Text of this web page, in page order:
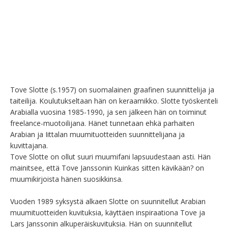
Tove Slotte (s.1957) on suomalainen graafinen suunnittelija ja
taiteilija. Koulutukseltaan hän on keraamikko. Slotte työskenteli
Arabialla vuosina 1985-1990, ja sen jälkeen hän on toiminut
freelance-muotoilijana. Hänet tunnetaan ehkä parhaiten
Arabian ja Iittalan muumituotteiden suunnittelijana ja
kuvittajana.
Tove Slotte on ollut suuri muumifani lapsuudestaan asti. Hän
mainitsee, että Tove Janssonin Kuinkas sitten kävikään? on
muumikirjoista hänen suosikkinsa.
Vuoden 1989 syksystä alkaen Slotte on suunnitellut Arabian
muumituotteiden kuvituksia, käyttäen inspiraationa Tove ja
Lars Janssonin alkuperäiskuvituksia. Hän on suunnitellut